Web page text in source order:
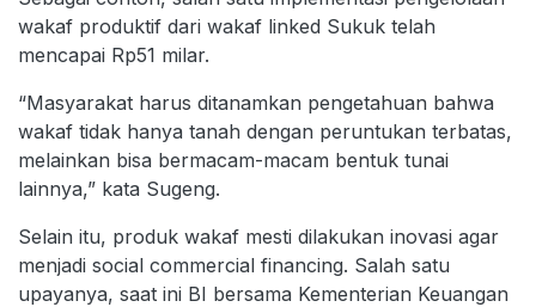
wakaf produktif dari wakaf linked Sukuk telah
mencapai Rp51 milar.
“Masyarakat harus ditanamkan pengetahuan bahwa
wakaf tidak hanya tanah dengan peruntukan terbatas,
melainkan bisa bermacam-macam bentuk tunai
lainnya,” kata Sugeng.
Selain itu, produk wakaf mesti dilakukan inovasi agar
menjadi social commercial financing. Salah satu
upayanya, saat ini BI bersama Kementerian Keuangan